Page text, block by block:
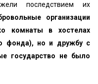
последствием их
организации
комнаты в хостелах
фонда), но и дружбу с
государство не было